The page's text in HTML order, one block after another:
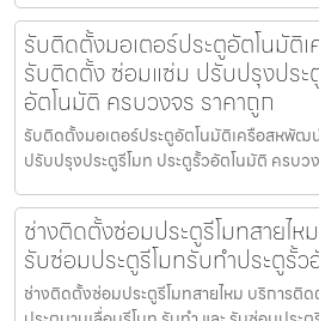
รับติดตั้งมอเตอร์ประตูอัตโนมัติ
รับติดตั้ง ซ่อมแซ่ม ปรับปรุงประ
อัตโนมัติ ครบวงจร ราคาถูก
รับติดตั้งมอเตอร์ประตูอัตโนมัติเครือสหพั
ปรับปรุงประตูรีโมท ประตูรั้วอัตโนมัติ ครบว
ช่างติดตั้งซ่อมประตูรีโมทสายไ
รับซ่อมประตูรีโมทรับทำประตูรั้
ช่างติดตั้งซ่อมประตูรีโมทสายไหม บริการติ